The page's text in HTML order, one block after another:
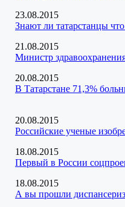
23.08.2015
Знают ли татарстанцы
21.08.2015
Министр
20.08.2015
В Татарстане 71,3%
20.08.2015
Российские ученые
18.08.2015
Первый в России
18.08.2015
А вы прошли